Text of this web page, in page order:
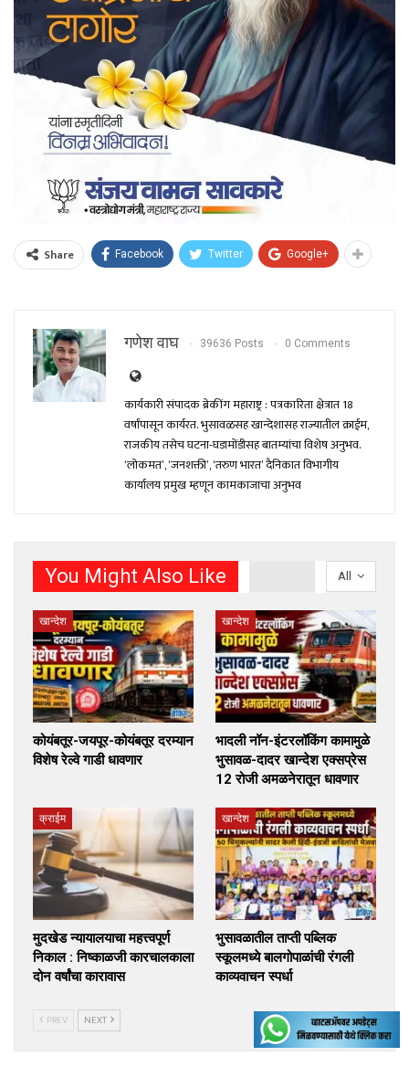
Share Facebook Twitter Google+
गणेश वाघ 39636 Posts 0 Comments
कार्यकारी संपादक ब्रेकींग महाराष्ट्र : पत्रकारिता क्षेत्रात 18
वर्षांपासून कार्यरत. भुसावळसह खान्देशासह राज्यातील क्राईम,
राजकीय तसेच घटना-घडामोंडीसह बातम्यांचा विशेष अनुभव.
‘लोकमत’, ‘जनशक्ती’, ‘तरुण भारत’ दैनिकात विभागीय
कार्यालय प्रमुख म्हणून कामकाजाचा अनुभव
All
You Might Also Like
खान्देश
कोयंबतूर-जयपूर-कोयंबतूर दरम्यान
विशेष रेल्वे गाडी धावणार
खान्देश
भादली नॉन-इंटरलॉकिंग कामामुळे
भुसावळ-दादर खान्देश एक्सप्रेस
12 रोजी अमळनेरातून धावणार
क्राईम
मुदखेड न्यायालयाचा महत्त्वपूर्ण
निकाल : निष्काळजी कारचालकाला
दोन वर्षांचा कारावास
खान्देश
भुसावळातील ताप्ती पब्लिक
स्कूलमध्ये बालगोपाळांची रंगली
काव्यवाचन स्पर्धा
PREV NEXT